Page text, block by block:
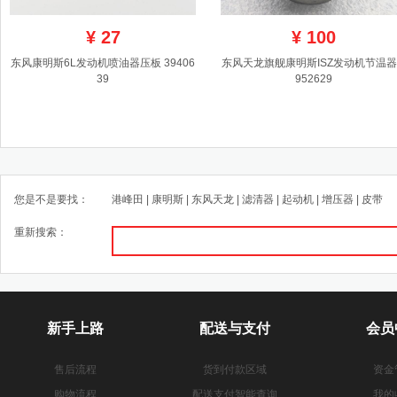
¥27
东风康明斯6L发动机喷油器压板 39406
39
¥ 100
东风天龙旗舰康明斯ISZ发动机节温
952629
您是不是要找： 港峰田 康明斯 东风天龙 滤清器 起动机 增压器 皮带
重新搜索：
新手上路
售后流程
购物流程
配送与支付
货到付款区域
配送支付智能查询
会
资金
我的